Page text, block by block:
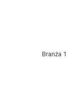
Branża 1